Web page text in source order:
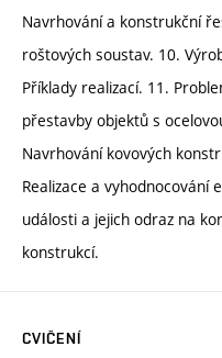
Navrhování a konstrukční
roštových soustav. 10.
Příklady realizací. 11.
přestavby objektů s
Navrhování kovových
Realizace a
události a jejich odraz na
konstrukcí.
CVIČENÍ